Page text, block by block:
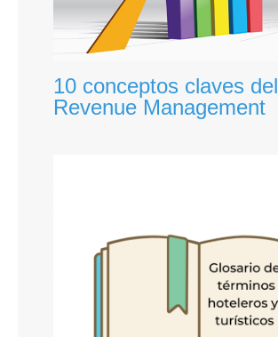
10 conceptos claves del
Revenue Management